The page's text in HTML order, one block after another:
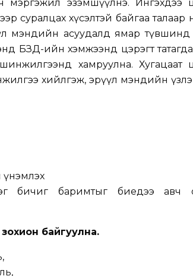
мэргэжил эзэмшүүлнэ. Ингэхдээ
суралцах хүсэлтэй байгаа талаар
мэндийн асуудалд ямар түвшинд
БЗД-ийн хэмжээнд цэрэгт
хамруулна. Хугацаат
хийлгэж, эрүүл мэндийн
бичиг баримтыг биедээ авч
байгуулна.